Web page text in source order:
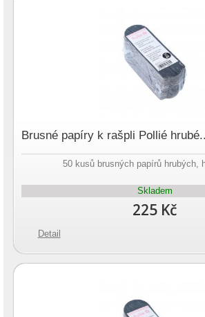
Brusné papíry k rašpli Pollié
50 kusů brusných papírů hrubých,
Skladem
225 Kč
Detail